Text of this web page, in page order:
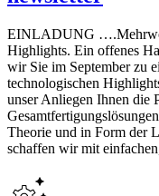
EINLADUNG
Highlights. Ein offenes
wir Sie im September zu
technologischen
unser Anliegen Ihnen die
Theorie und in Form der
schaffen wir mit